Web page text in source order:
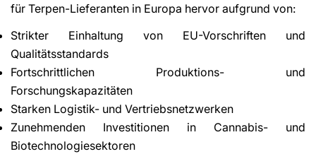
für Terpen-Lieferanten in Europa hervor aufgrund von:
Strikter Einhaltung von EU-Vorschriften und
Qualitätsstandards
Fortschrittlichen Produktions- und
Forschungskapazitäten
Starken Logistik- und Vertriebsnetzwerken
Zunehmenden Investitionen in Cannabis- und
Biotechnologiesektoren